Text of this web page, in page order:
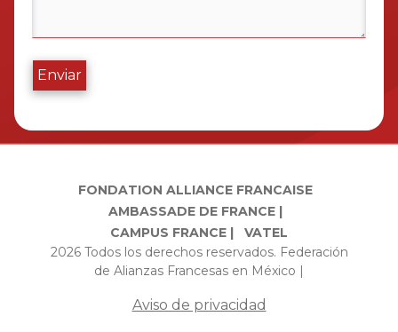
Enviar
FONDATION ALLIANCE FRANCAISE
AMBASSADE DE FRANCE |
CAMPUS FRANCE |
VATEL
2026 Todos los derechos reservados. Federación
de Alianzas Francesas en México |
Aviso de privacidad